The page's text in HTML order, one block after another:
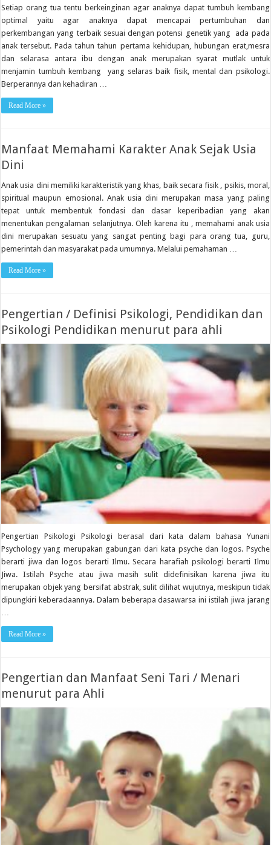
Setiap orang tua tentu berkeinginan agar anaknya dapat tumbuh kembang
optimal yaitu agar anaknya dapat mencapai pertumbuhan dan
perkembangan yang terbaik sesuai dengan potensi genetik yang ada pada
anak tersebut. Pada tahun tahun pertama kehidupan, hubungan erat,mesra
dan selarasa antara ibu dengan anak merupakan syarat mutlak untuk
menjamin tumbuh kembang yang selaras baik fisik, mental dan psikologi.
Berperannya dan kehadiran …
Read More »
Manfaat Memahami Karakter Anak Sejak Usia
Dini
Anak usia dini memiliki karakteristik yang khas, baik secara fisik , psikis, moral,
spiritual maupun emosional. Anak usia dini merupakan masa yang paling
tepat untuk membentuk fondasi dan dasar keperibadian yang akan
menentukan pengalaman selanjutnya. Oleh karena itu , memahami anak usia
dini merupakan sesuatu yang sangat penting bagi para orang tua, guru,
pemerintah dan masyarakat pada umumnya. Melalui pemahaman …
Read More »
Pengertian / Definisi Psikologi, Pendidikan dan
Psikologi Pendidikan menurut para ahli
Pengertian Psikologi Psikologi berasal dari kata dalam bahasa Yunani
Psychology yang merupakan gabungan dari kata psyche dan logos. Psyche
berarti jiwa dan logos berarti Ilmu. Secara harafiah psikologi berarti Ilmu
Jiwa. Istilah Psyche atau jiwa masih sulit didefinisikan karena jiwa itu
merupakan objek yang bersifat abstrak, sulit dilihat wujutnya, meskipun tidak
dipungkiri keberadaannya. Dalam beberapa dasawarsa ini istilah jiwa jarang
Read More »
Pengertian dan Manfaat Seni Tari / Menari
menurut para Ahli